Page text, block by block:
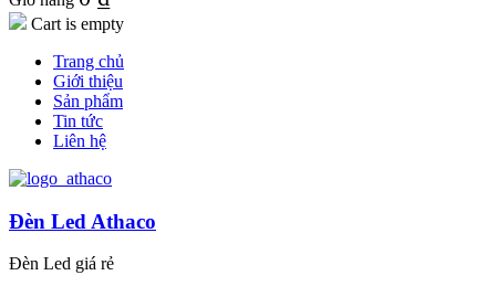
Cart is empty
Trang chủ
Giới thiệu
Sản phẩm
Tin tức
Liên hệ
Đèn Led Athaco
Đèn Led giá rẻ